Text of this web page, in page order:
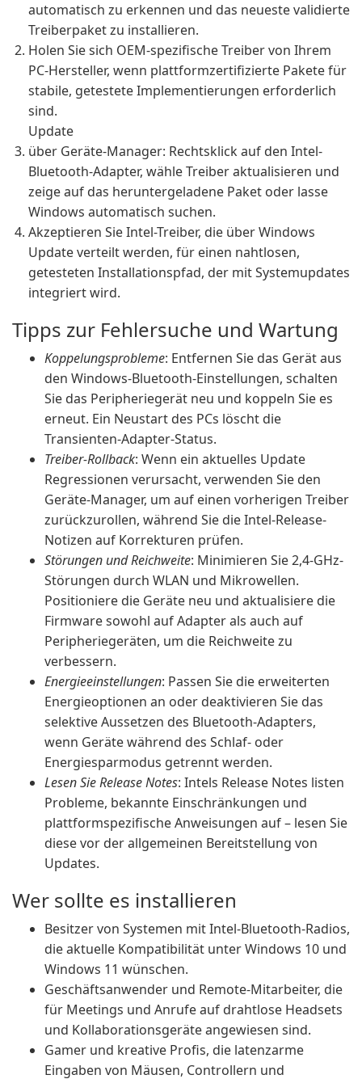
automatisch zu erkennen und das neueste validierte
Treiberpaket zu installieren.
Holen Sie sich OEM-spezifische Treiber von Ihrem
PC-Hersteller, wenn plattformzertifizierte Pakete für
stabile, getestete Implementierungen erforderlich
sind.
Update
über Geräte-Manager: Rechtsklick auf den Intel-
Bluetooth-Adapter, wähle Treiber aktualisieren und
zeige auf das heruntergeladene Paket oder lasse
Windows automatisch suchen.
Akzeptieren Sie Intel-Treiber, die über Windows
Update verteilt werden, für einen nahtlosen,
getesteten Installationspfad, der mit Systemupdates
integriert wird.
Tipps zur Fehlersuche und Wartung
Koppelungsprobleme: Entfernen Sie das Gerät aus
den Windows-Bluetooth-Einstellungen, schalten
Sie das Peripheriegerät neu und koppeln Sie es
erneut. Ein Neustart des PCs löscht die
Transienten-Adapter-Status.
Treiber-Rollback: Wenn ein aktuelles Update
Regressionen verursacht, verwenden Sie den
Geräte-Manager, um auf einen vorherigen Treiber
zurückzurollen, während Sie die Intel-Release-
Notizen auf Korrekturen prüfen.
Störungen und Reichweite: Minimieren Sie 2,4-GHz-
Störungen durch WLAN und Mikrowellen.
Positioniere die Geräte neu und aktualisiere die
Firmware sowohl auf Adapter als auch auf
Peripheriegeräten, um die Reichweite zu
verbessern.
Energieeinstellungen: Passen Sie die erweiterten
Energieoptionen an oder deaktivieren Sie das
selektive Aussetzen des Bluetooth-Adapters,
wenn Geräte während des Schlaf- oder
Energiesparmodus getrennt werden.
Lesen Sie Release Notes: Intels Release Notes listen
Probleme, bekannte Einschränkungen und
plattformspezifische Anweisungen auf – lesen Sie
diese vor der allgemeinen Bereitstellung von
Updates.
Wer sollte es installieren
Besitzer von Systemen mit Intel-Bluetooth-Radios,
die aktuelle Kompatibilität unter Windows 10 und
Windows 11 wünschen.
Geschäftsanwender und Remote-Mitarbeiter, die
für Meetings und Anrufe auf drahtlose Headsets
und Kollaborationsgeräte angewiesen sind.
Gamer und kreative Profis, die latenzarme
Eingaben von Mäusen, Controllern und